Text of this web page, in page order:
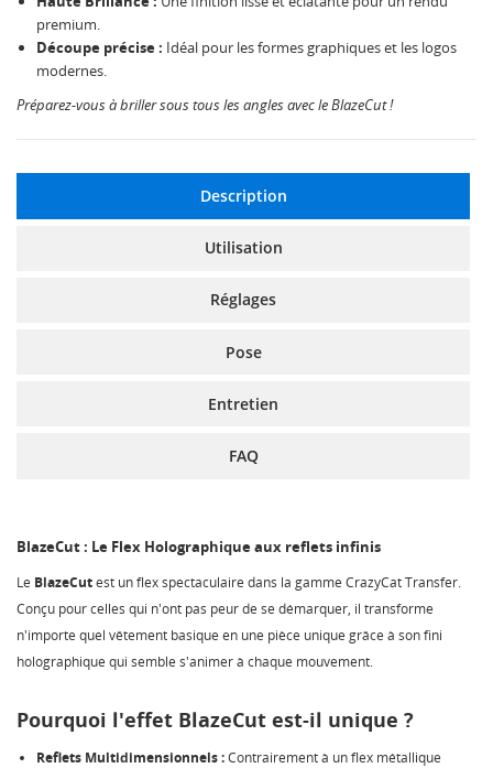
premium.
Découpe précise : Idéal pour les formes graphiques et les logos
modernes.
Préparez-vous à briller sous tous les angles avec le BlazeCut !
Description
Utilisation
Réglages
Pose
Entretien
FAQ
BlazeCut : Le Flex Holographique aux reflets infinis
Le BlazeCutest un flex spectaculaire dans la gamme CrazyCat Transfer.
Conçu pour celles qui n'ont pas peur de se démarquer, il transforme
n'importe quel vêtement basique en une pièce unique grâce à son fini
holographique qui semble s'animer à chaque mouvement.
Pourquoi l'effet BlazeCut est-il unique ?
Reflets Multidimensionnels :Contrairement à un flex métallique